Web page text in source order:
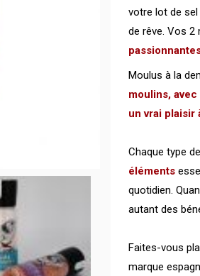
votre lot de sel
de rêve. Vos 2
Moulus à la
moulins,
un vrai plaisir
Chaque type
éléments
quotidien.
autant des
Faites-vous
marque